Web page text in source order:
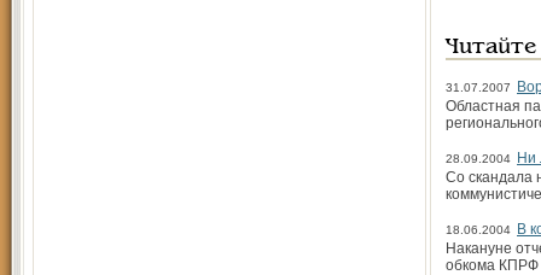
31.07.2007
Областная
28.09.2004
Ни
Со скандала
18.06.2004
В
Накануне
обкома КПРФ